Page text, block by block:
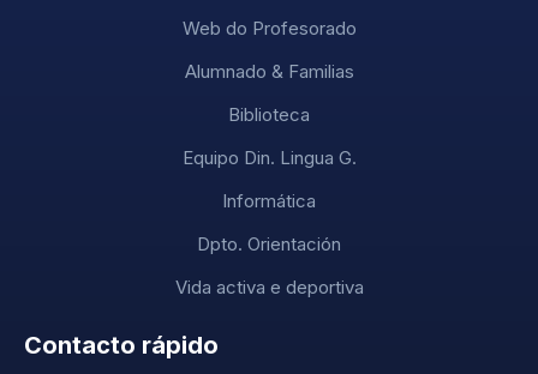
Web do Profesorado
Alumnado & Familias
Biblioteca
Equipo Din. Lingua G.
Informática
Dpto. Orientación
Vida activa e deportiva
Contacto rápido